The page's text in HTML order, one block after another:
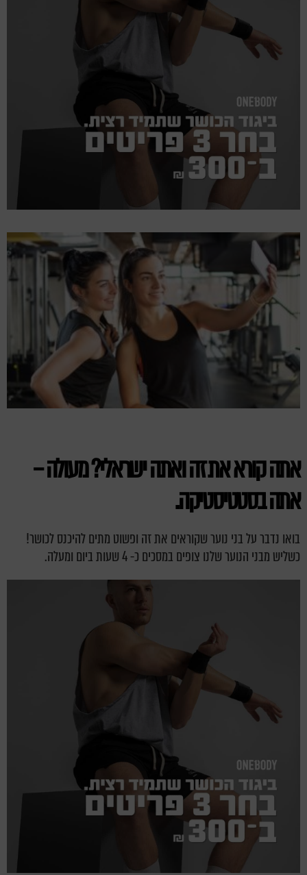
אתה קורא את זה ואתה ישראלי? מעולה –
אתה בסטטיסטיקה.
בואו נדבר על בני נוער שקוראים את זה ופשוט מתים להיכנס לכושר!
כשליש מבני הנוער שלנו צופים במסכים כ- 4 שעות ביום ומעלה.